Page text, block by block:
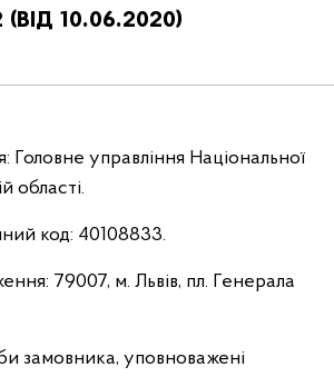
10.06.2020)
Головне управління Національної
області.
код: 40108833.
79007, м. Львів, пл. Генерала
замовника, уповноважені